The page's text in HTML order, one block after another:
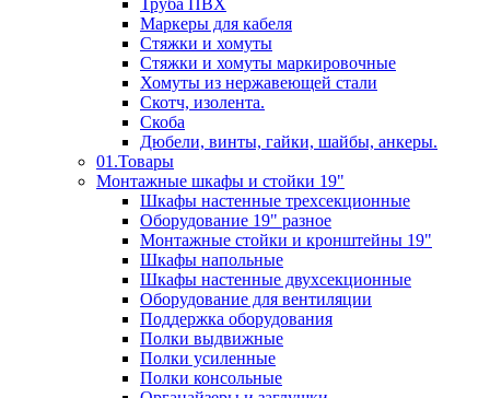
Труба ПВХ
Маркеры для кабеля
Стяжки и хомуты
Стяжки и хомуты маркировочные
Хомуты из нержавеющей стали
Скотч, изолента.
Скоба
Дюбели, винты, гайки, шайбы, анкеры.
01.Товары
Монтажные шкафы и стойки 19"
Шкафы настенные трехсекционные
Оборудование 19" разное
Монтажные стойки и кронштейны 19"
Шкафы напольные
Шкафы настенные двухсекционные
Оборудование для вентиляции
Поддержка оборудования
Полки выдвижные
Полки усиленные
Полки консольные